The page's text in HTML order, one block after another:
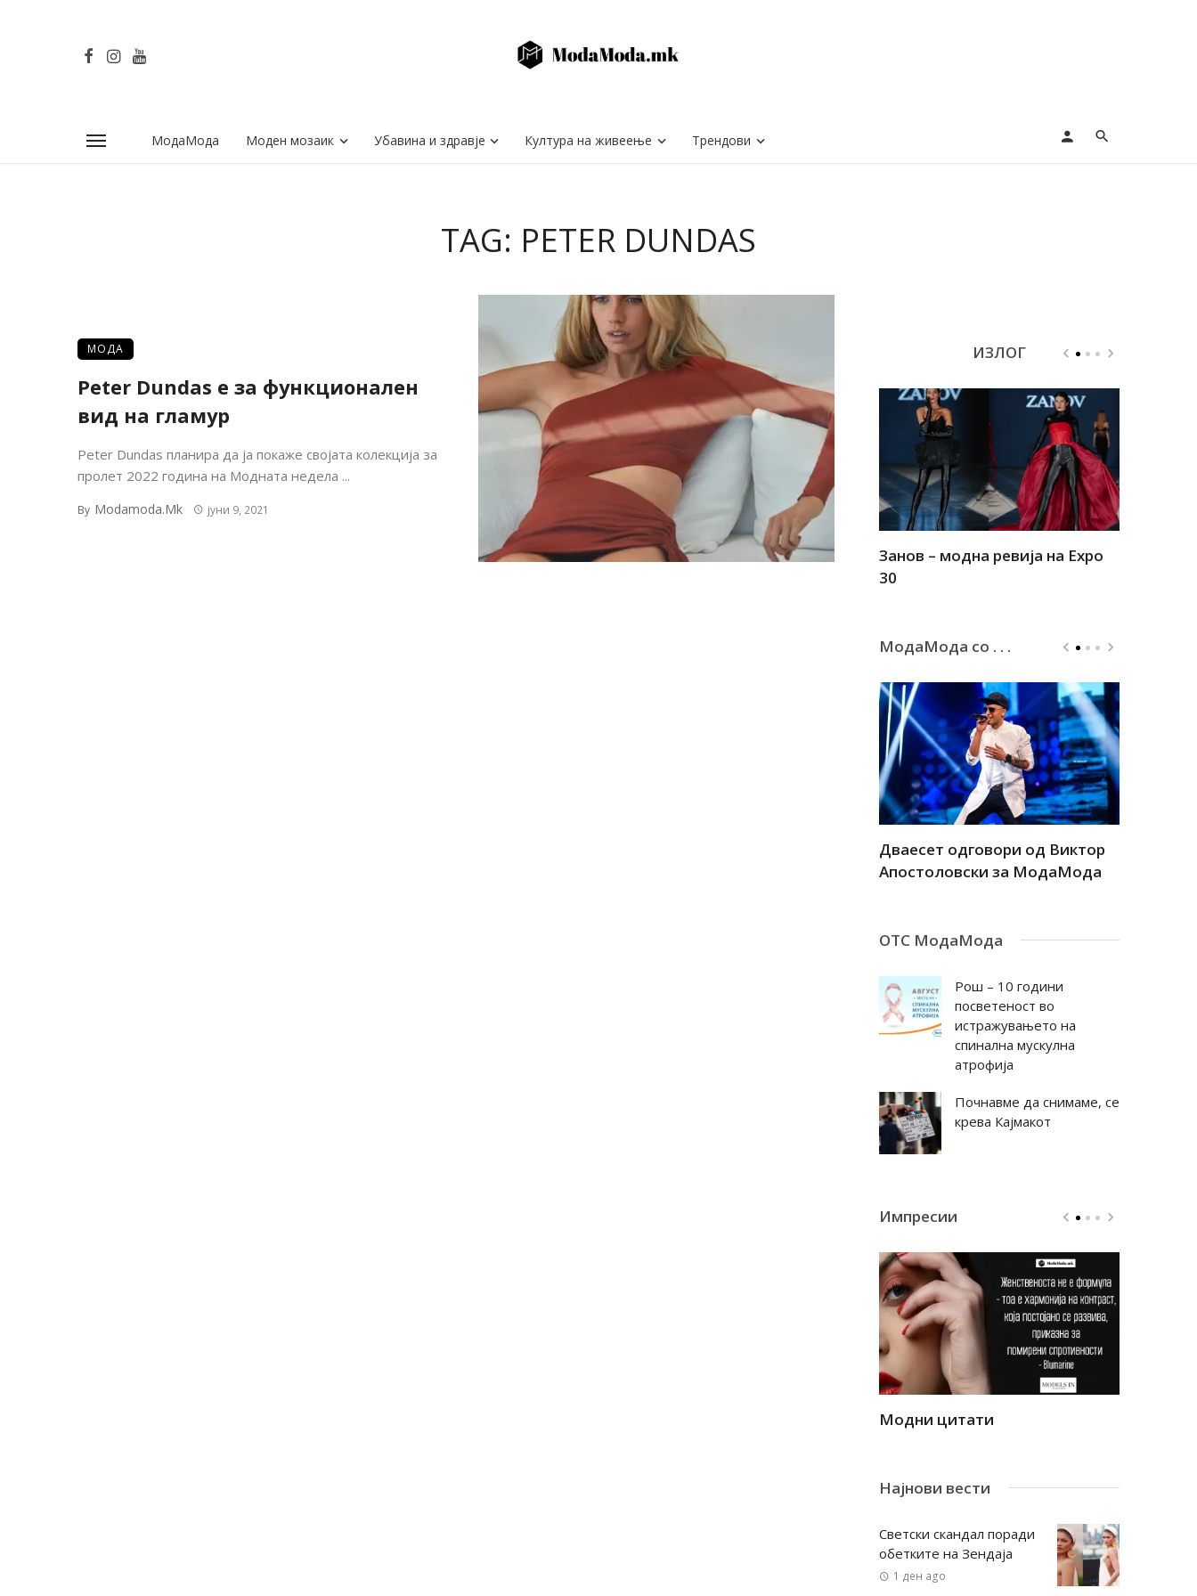
МодаМода Моден мозаик Убавина и здравје Култура на живеење Трендови
TAG: PETER DUNDAS
МОДА
Peter Dundas е за функционален
вид на гламур
Peter Dundas планира да ја покаже својата колекција за
пролет 2022 година на Модната недела ...
By Modamoda.mk јуни 9, 2021
ИЗЛОГ
Алшар – модна ревија на Expo Филигрански обетки
Занов – модна ревија на Expo
30
МодаМода со . . .
Дваесет одговори од Виктор
Апостоловски за МодаМода
ОТС МодаМода
Рош – 10 години
посветеност во
истражувањето на
спинална мускулна
атрофија
Почнавме да снимаме, се
крева Кајмакот
Импресии
Модни цитати
Најнови вести
Светски скандал поради
обетките на Зендаја
1 ден ago